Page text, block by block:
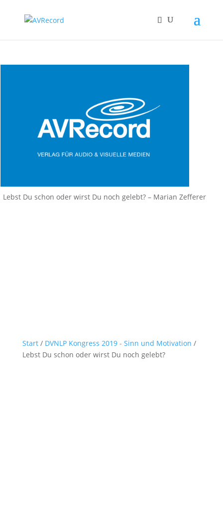
Lebst Du schon oder wirst Du noch gelebt? – Marian Zefferer
Start/ DVNLP Kongress 2019 - Sinn und Motivation /
Lebst Du schon oder wirst Du noch gelebt?